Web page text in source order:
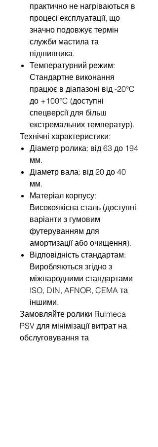
практично не нагріваються в
процесі експлуатації, що
значно подовжує термін
служби мастила та
підшипника.
Температурний режим:
Стандартне виконання
працює в діапазоні від -20°C
до +100°C (доступні
спецверсії для більш
екстремальних температур).
Технічні характеристики:
Діаметр ролика: від 63 до 194
мм.
Діаметр вала: від 20 до 40
мм.
Матеріал корпусу:
Високоякісна сталь (доступні
варіанти з гумовим
футеруванням для
амортизації або очищення).
Відповідність стандартам:
Виробляються згідно з
міжнародними стандартами
ISO, DIN, AFNOR, CEMA та
іншими.
Замовляйте ролики Rulmeca
PSV для мінімізації витрат на
обслуговування та